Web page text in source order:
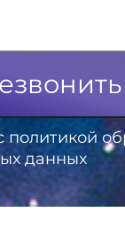
политикой
данных